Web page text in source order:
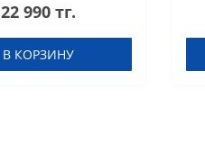
orange 340 g
22 990 тг.
В КОРЗИНУ